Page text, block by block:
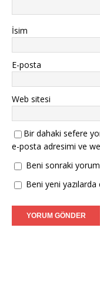
İsim
E-posta
Web sitesi
Bir dahaki sefere
e-posta adresimi ve
Beni sonraki
Beni yeni